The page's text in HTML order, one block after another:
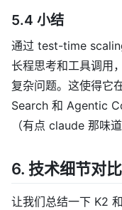
5.4 小结
通过 test-time
长程思考和工具调用
复杂问题。这使得它
Search 和 Agentic
（有点 claude 那味道
6. 技术细节对
让我们总结一下 K2